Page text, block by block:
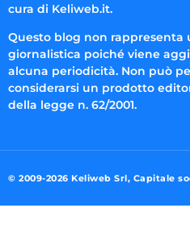
cura di Keliweb.it.
Questo blog non rappresenta
giornalistica poiché viene
alcuna periodicità. Non può
considerarsi un prodotto
della legge n. 62/2001.
© 2009-2026 Keliweb Srl, Capitale